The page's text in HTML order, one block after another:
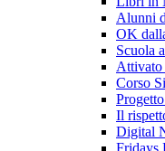
Alunni
OK
Scuola
Corso
Il
Digital